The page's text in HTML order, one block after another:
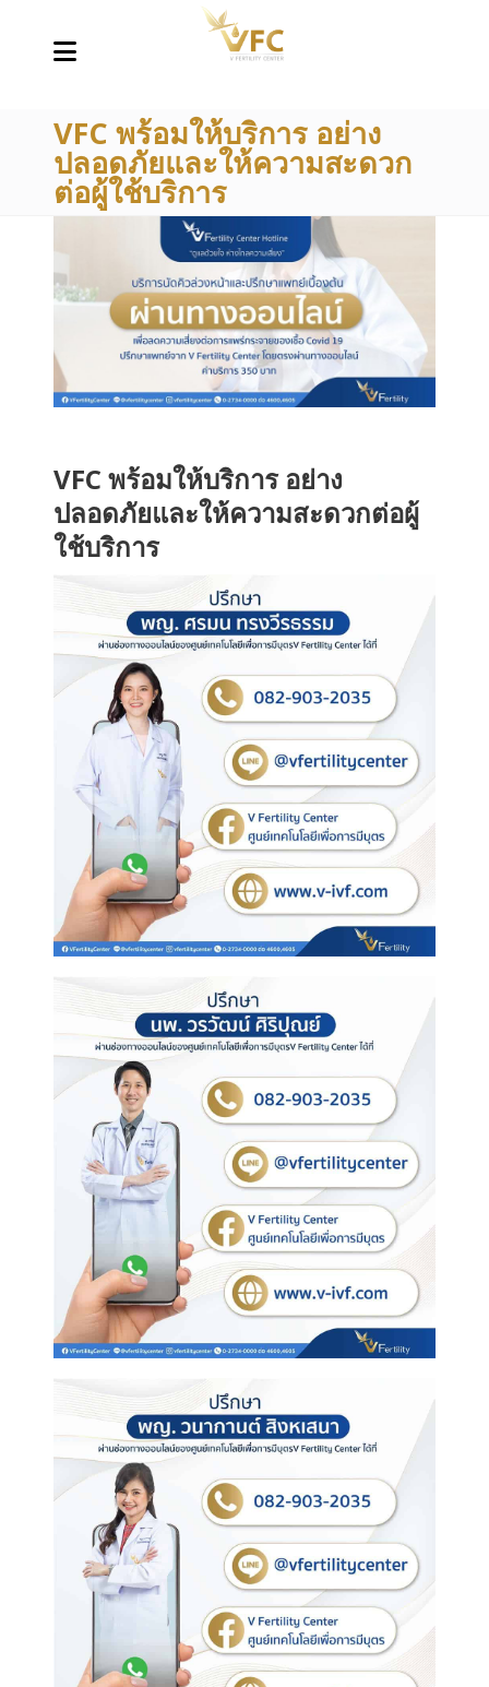
VFC พร้อมให้บริการ อย่าง
ปลอดภัยและให้ความสะดวก
ต่อผู้ใช้บริการ
VFC พร้อมให้บริการ อย่าง
ปลอดภัยและให้ความสะดวกต่อผู้
ใช้บริการ